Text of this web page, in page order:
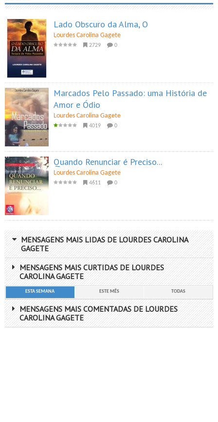
Lado Obscuro da Alma, O
Lourdes Carolina Gagete
2729 0
Marcados Pelo Passado: uma História de
Amor e Ódio
Lourdes Carolina Gagete
4019 0
Quando Renunciar é Preciso...
Lourdes Carolina Gagete
4611 0
MENSAGENS MAIS LIDAS DE LOURDES CAROLINA
GAGETE
MENSAGENS MAIS CURTIDAS DE LOURDES
CAROLINA GAGETE
ESTA SEMANA ESTE MÊS TODAS
MENSAGENS MAIS COMENTADAS DE LOURDES
CAROLINA GAGETE